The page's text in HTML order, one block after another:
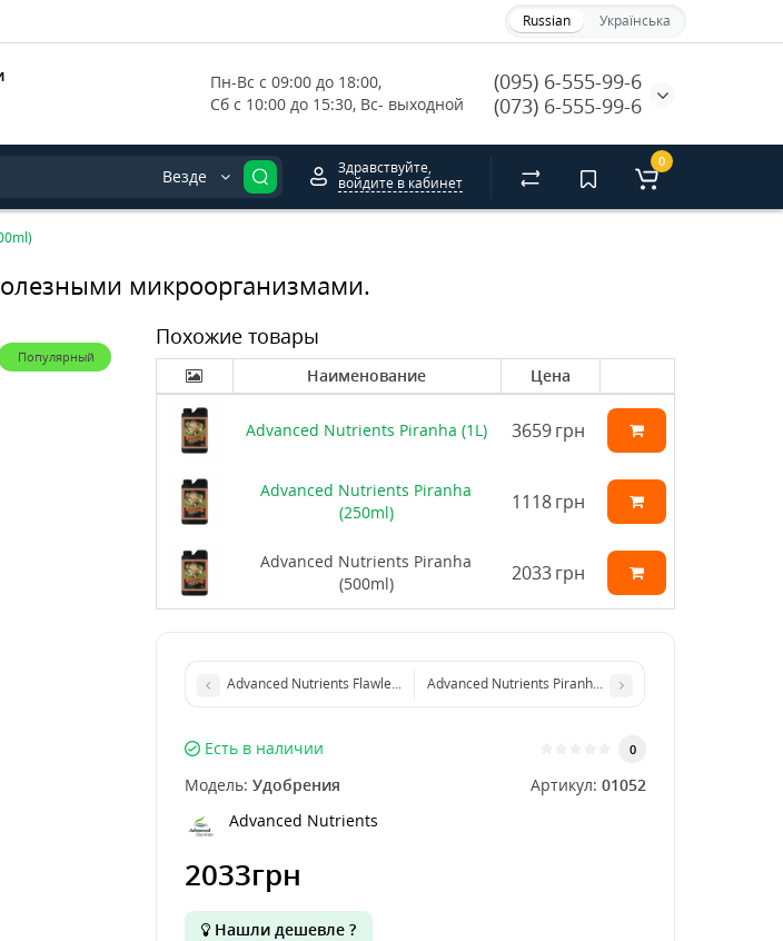
Russian Українська
Пн-Вс с 09:00 до 18:00,
Сб с 10:00 до 15:30, Вс- выходной
(095) 6-555-99-6
(073) 6-555-99-6
Везде
Здравствуйте,
войдите в кабинет
0
микроорганизмами.
Популярный
Похожие товары
Наименование Цена
Advanced Nutrients Piranha (1L) 3659 грн
Advanced Nutrients Piranha
(250ml)
1118 грн
Advanced Nutrients Piranha
(500ml)
2033 грн
Advanced Nutrients Flawless Finish (4L)Advanced Nutrients Piranha (250ml)
Есть в наличии 0
Модель: Удобрения Артикул: 01052
Advanced Nutrients
2033грн
Нашли дешевле ?